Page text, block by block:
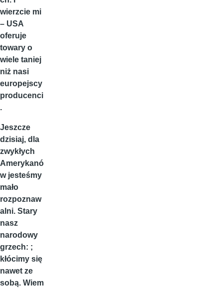
wierzcie mi
– USA
oferuje
towary o
wiele taniej
niż nasi
europejscy
producenci
.
Jeszcze
dzisiaj, dla
zwykłych
Amerykanó
w jesteśmy
mało
rozpoznaw
alni. Stary
nasz
narodowy
grzech: ;
kłócimy się
nawet ze
sobą. Wiem